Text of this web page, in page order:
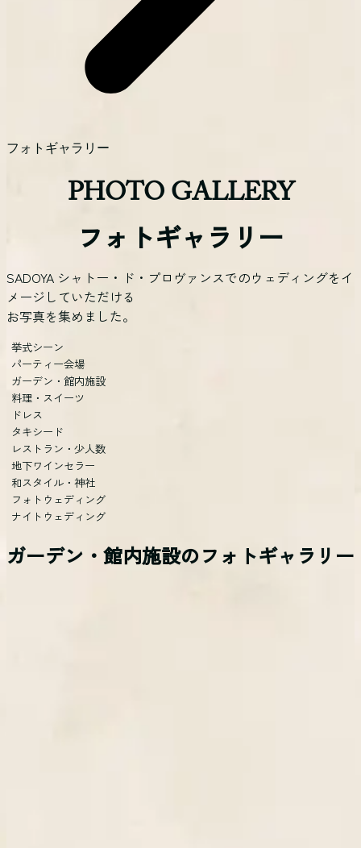
フォトギャラリー
PHOTO GALLERY
フォトギャラリー
SADOYA シャトー・ド・プロヴァンスでのウェディングをイ
メージしていただける
お写真を集めました。
挙式シーン
パーティー会場
ガーデン・館内施設
料理・スイーツ
ドレス
タキシード
レストラン・少人数
地下ワインセラー
和スタイル・神社
フォトウェディング
ナイトウェディング
ガーデン・館内施設のフォトギャラリー